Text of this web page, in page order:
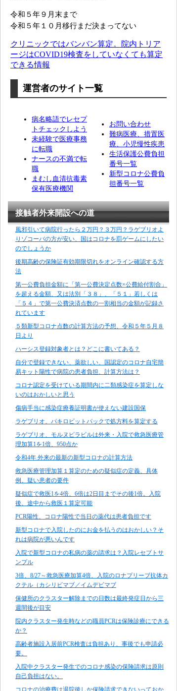
令和５年９月末まで
令和５年１０月移行まだ決まってない
クリニックではバンバン算定。院内トリア
ージはCOVID19検査をしていなくても算定
できる情報
運営者のサイト一覧
病名略語でレセプ
トチェックしよう
未経験で医療事務
に転職
ナースの不満で転
職
まむし血清抗毒素
保有医療機関
お問い合わせ
難病医療、措置医
療、小児慢性疾患
生活保護公費負担
番号一覧
新型コロナ公費負
担番号一覧
接触者外来開設への道
風邪引いて病院行ったら２万円？３万円？ラゲブリオよ
りゾコーバの方が安い、国はコロナを罰ゲームにしたい
のでしょうか
後期高齢の保険証有効期限切れをオンライン確認する方
法
第一公費負担金額に「第一公費決定点数×公費給付割合」
を超える金額、又は法別「３８」、「５１」若しくは
「５４」で第一公費決済点数の一割相当の金額が記録さ
れています
５類新型コロナ点数の計算方法の予想、令和５年５月８
日より
ハーシス登録対象者とは？どこに書いてある？
自分で登録できない、薬欲しい、国認定のコロナ自宅簡
易キット陽性で病院の患者負担、計算方法は？
コロナ認定を受けている期間内に二類感染症を算定しな
いのはおかしいと思う
傷病手当に感染症療養証明書が使えない建設国保
ラゲブリオ、パキロビットパックで処方料を算定する
ラゲブリオ、モルヌピラビルは外来・入院で救急医療管
理加算1を1倍、950点か
令和4年 外来の最新の新型コロナの計算方法
救急医療管理加算１算定のための疑似症の定義、具体
例、疑い患者の要件
疑似症で救医1を4倍、6倍は2日目までその後1倍。入院
後、途中から救医１算定可能
PCR陽性、コロナ陽性で当日の薬代は患者負担です
新型コロナで入院したのにお金を払うのはおかしい？そ
れは病院が悪いんです
入院で新型コロナの私病の薬の請求は？入院レセプトサ
ンプル
3倍、8/27～救急医療加算4倍、入院のロナプリーブ抗体カ
クテル（カシリビマブ／イムデビマブ
保健所のクラスター解除までの日数は最終発症日から三
週間後が目安
院内クラスター発生時などの職員PCRは保険診療にできる
か？
高齢者施設入居前PCR検査は負担あり、事後でも申請必
要。
入院中クラスター発生でのコロナ感染の保険請求は原則
自己負担はない。
コロナの治療費は退院後しか保険請求できないっておか